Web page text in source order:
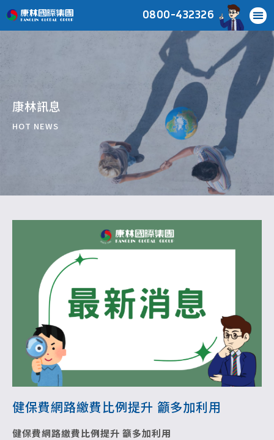
0800-432326
康林訊息
HOT NEWS
健保費網路繳費比例提升 籲多加利用
健保費網路繳費比例提升 籲多加利用